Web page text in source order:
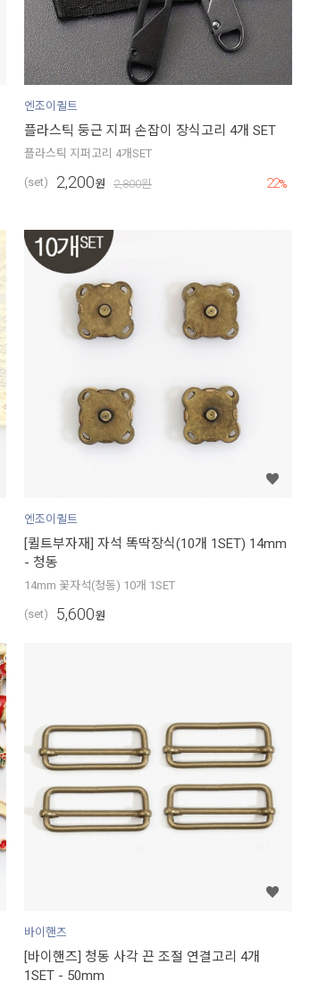
엔조이퀼트
플라스틱 둥근 지퍼 손잡이 장식고리 4개 SET
플라스틱 지퍼고리 4개SET
(set) 2,200원 2,800원 22%
엔조이퀼트
[퀼트부자재] 자석 똑딱장식(10개 1SET) 14mm
- 청동
14mm 꽃자석(청동) 10개 1SET
(set) 5,600원
바이핸즈
[바이핸즈] 청동 사각 끈 조절 연결고리 4개
1SET - 50mm